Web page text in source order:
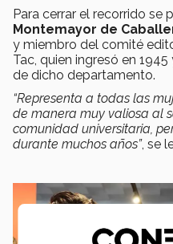
Para cerrar el recorrido se
Montemayor de
y miembro del comité
Tac, quien ingresó en
de dicho departamento.
“Representa a todas las
de manera muy valiosa al
comunidad universitaria,
durante muchos años”, se